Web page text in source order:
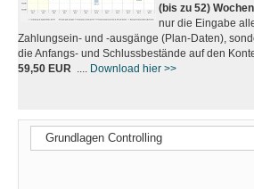
(bis zu 52) Wochen
nur die Eingabe
Zahlungsein- und -ausgänge (Plan-Daten),
die Anfangs- und Schlussbestände auf den
59,50 EUR
Download hier >>